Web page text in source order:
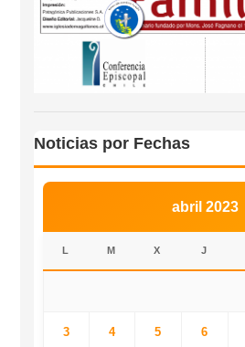
Noticias por Fechas
abril 2023
L M X J
3 4 5 6